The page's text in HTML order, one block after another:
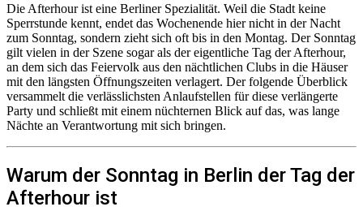
Die Afterhour ist eine Berliner Spezialität. Weil die Stadt keine
Sperrstunde kennt, endet das Wochenende hier nicht in der Nacht
zum Sonntag, sondern zieht sich oft bis in den Montag. Der Sonntag
gilt vielen in der Szene sogar als der eigentliche Tag der Afterhour,
an dem sich das Feiervolk aus den nächtlichen Clubs in die Häuser
mit den längsten Öffnungszeiten verlagert. Der folgende Überblick
versammelt die verlässlichsten Anlaufstellen für diese verlängerte
Party und schließt mit einem nüchternen Blick auf das, was lange
Nächte an Verantwortung mit sich bringen.
Warum der Sonntag in Berlin der Tag der
Afterhour ist